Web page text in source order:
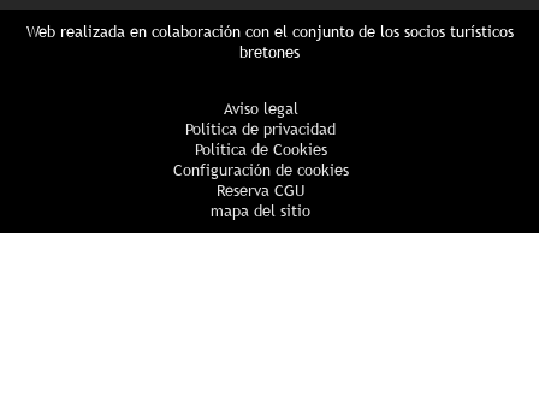
Web realizada en colaboración con el conjunto de los socios turísticos
bretones
Aviso legal
Política de privacidad
Política de Cookies
Configuración de cookies
Reserva CGU
mapa del sitio